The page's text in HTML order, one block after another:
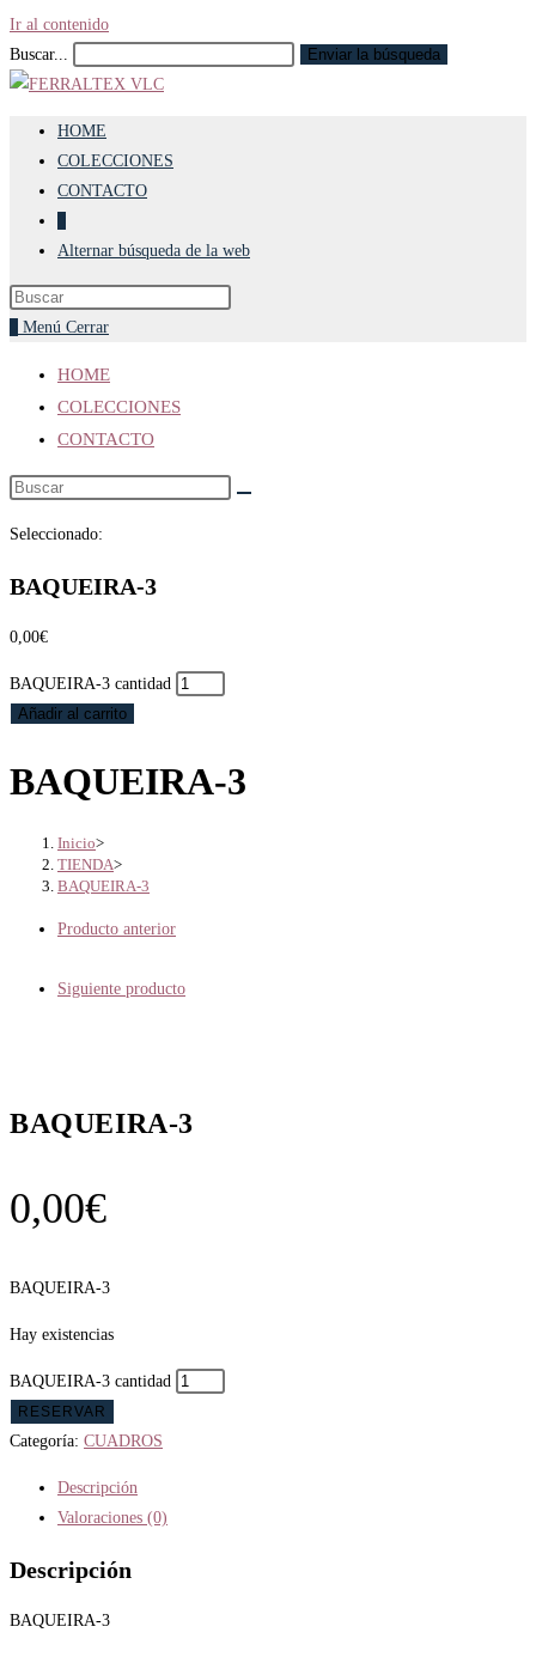
Ir al contenido
Buscar...
Enviar la búsqueda
HOME
COLECCIONES
CONTACTO
Alternar búsqueda de la web
Menú Cerrar
HOME
COLECCIONES
CONTACTO
Seleccionado:
BAQUEIRA-3
0,00€
BAQUEIRA-3 cantidad
Añadir al carrito
BAQUEIRA-3
Inicio>
TIENDA>
BAQUEIRA-3
Producto anterior
Siguiente producto
BAQUEIRA-3
0,00€
BAQUEIRA-3
Hay existencias
BAQUEIRA-3 cantidad
RESERVAR
Categoría: CUADROS
Descripción
Valoraciones (0)
Descripción
BAQUEIRA-3